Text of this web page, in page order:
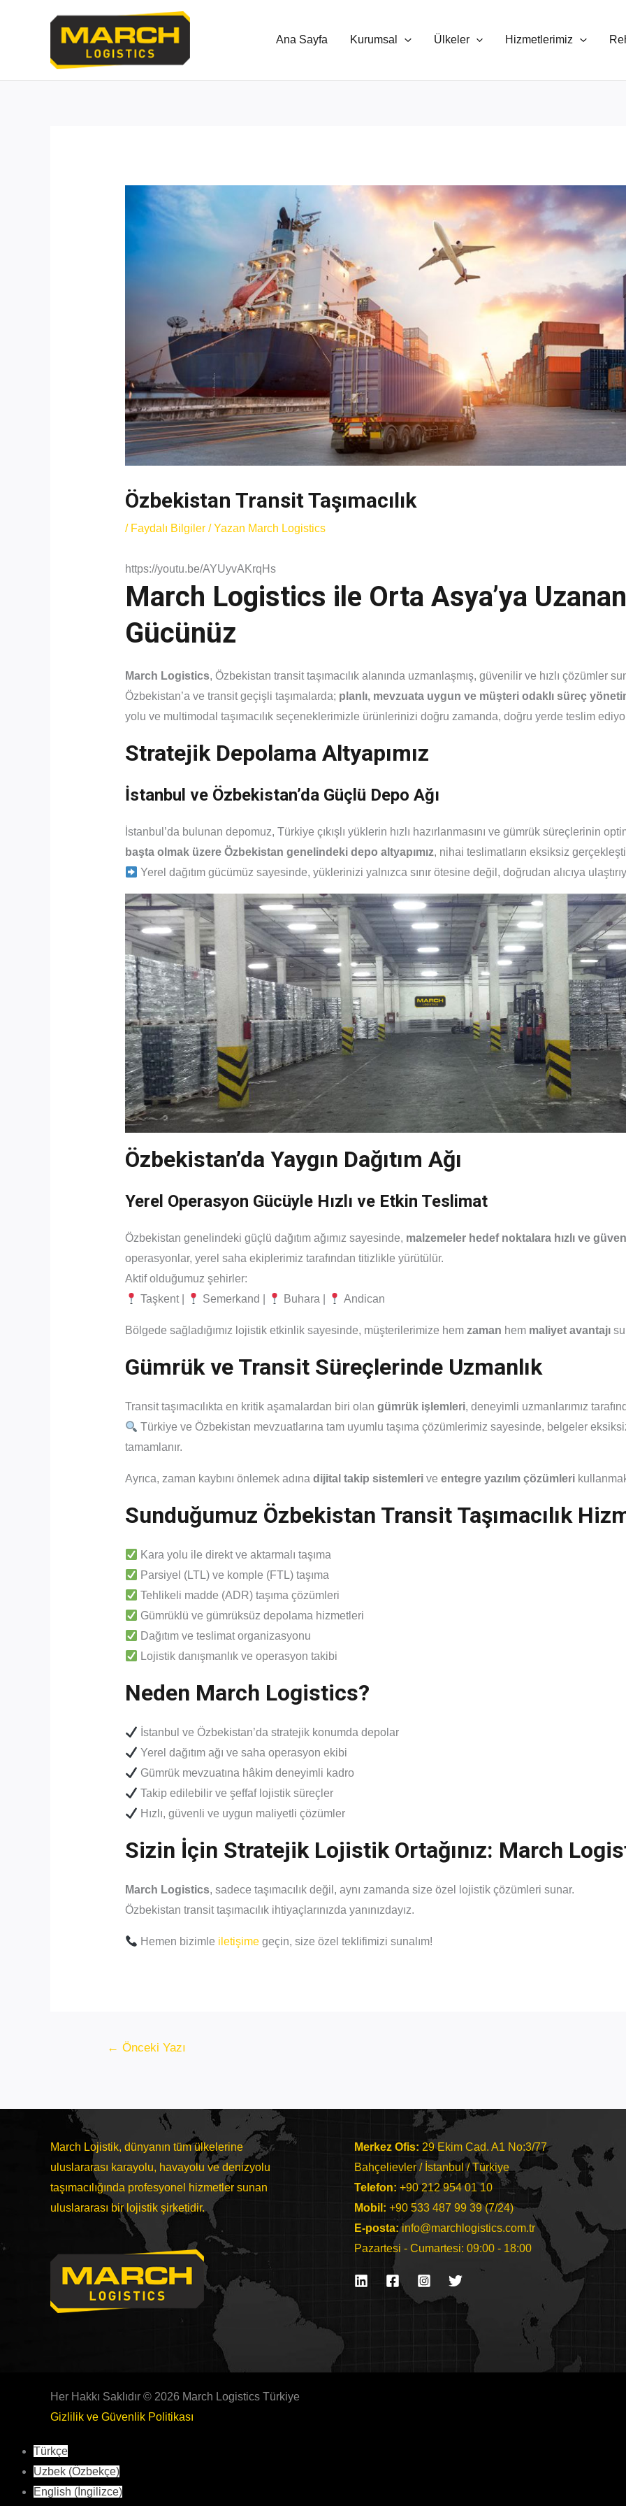
Ana Sayfa
Kurumsal Ülkeler Hizmetlerimiz
Özbekistan Transit Taşımacılık
/ Faydalı Bilgiler/ Yazan March Logistics
https://youtu.be/AYUyvAKrqHs
March Logistics ile Orta Asya’ya
Gücünüz
March Logistics, Özbekistan transit taşımacılık alanında uzmanlaşmış, güvenilir ve hızlı çözümler
Özbekistan’a ve transit geçişli taşımalarda; planlı, mevzuata uygun ve müşteri odaklı süreç
yolu ve multimodal taşımacılık seçeneklerimizle ürünlerinizi doğru zamanda, doğru yerde teslim
Stratejik Depolama Altyapımız
İstanbul ve Özbekistan’da Güçlü Depo Ağı
İstanbul’da bulunan depomuz, Türkiye çıkışlı yüklerin hızlı hazırlanmasını ve gümrük süreçlerinin
başta olmak üzere Özbekistan genelindeki depo altyapımız, nihai teslimatların eksiksiz
Yerel dağıtım gücümüz sayesinde, yüklerinizi yalnızca sınır ötesine değil, doğrudan alıcıya
Özbekistan’da Yaygın Dağıtım Ağı
Yerel Operasyon Gücüyle Hızlı ve Etkin Teslimat
Özbekistan genelindeki güçlü dağıtım ağımız sayesinde, malzemeler hedef noktalara hızlı ve
operasyonlar, yerel saha ekiplerimiz tarafından titizlikle yürütülür.
Aktif olduğumuz şehirler:
Taşkent |
Semerkand | Buhara | Andican
Bölgede sağladığımız lojistik etkinlik sayesinde, müşterilerimize hem zaman hem maliyet avantajı
Gümrük ve Transit Süreçlerinde Uzmanlık
Transit taşımacılıkta en kritik aşamalardan biri olan gümrük işlemleri, deneyimli uzmanlarımız
Türkiye ve Özbekistan mevzuatlarına tam uyumlu taşıma çözümlerimiz sayesinde, belgeler
tamamlanır.
Ayrıca, zaman kaybını önlemek adına dijital takip sistemlerive entegre yazılım çözümleri
Sunduğumuz Özbekistan Transit Taşımacılık
Kara yolu ile direkt ve aktarmalı taşıma
Parsiyel (LTL) ve komple (FTL) taşıma
Tehlikeli madde (ADR) taşıma çözümleri
Gümrüklü ve gümrüksüz depolama hizmetleri
Dağıtım ve teslimat organizasyonu
Lojistik danışmanlık ve operasyon takibi
Neden March Logistics?
İstanbul ve Özbekistan’da stratejik konumda depolar
Yerel dağıtım ağı ve saha operasyon ekibi
Gümrük mevzuatına hâkim deneyimli kadro
Takip edilebilir ve şeffaf lojistik süreçler
Hızlı, güvenli ve uygun maliyetli çözümler
Sizin İçin Stratejik Lojistik Ortağınız: March
March Logistics, sadece taşımacılık değil, aynı zamanda size özel lojistik çözümleri sunar.
Özbekistan transit taşımacılık ihtiyaçlarınızda yanınızdayız.
Hemen bizimle iletişime geçin, size özel teklifimizi sunalım!
← Önceki Yazı
March Lojistik, dünyanın tüm ülkelerine
uluslararası karayolu, havayolu ve denizyolu
taşımacılığında profesyonel hizmetler sunan
uluslararası bir lojistik şirketidir.
Merkez Ofis: 29 Ekim Cad. A1 No:3/77
Bahçelievler / İstanbul / Türkiye
Telefon: +90 212 954 01 10
Mobil: +90 533 487 99 39 (7/24)
E-posta:info@marchlogistics.com.tr
Pazartesi - Cumartesi: 09:00 - 18:00
Her Hakkı Saklıdır © 2026 March Logistics Türkiye
Gizlilik ve Güvenlik Politikası
Türkçe
Uzbek (Özbekçe)
English ( İngilizce)